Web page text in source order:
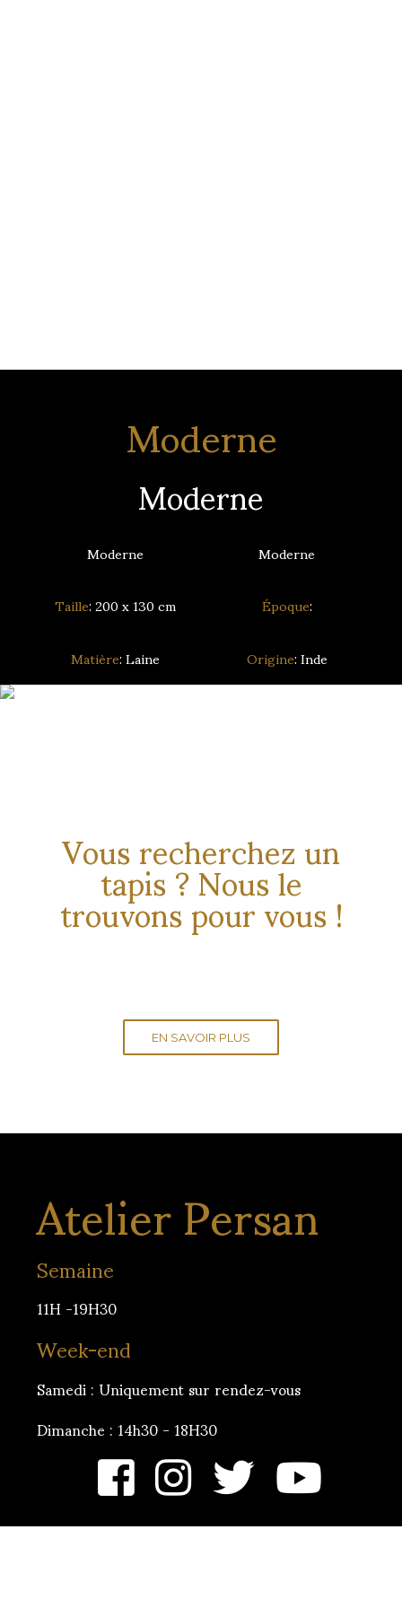
Moderne
Moderne
Moderne
Moderne
Taille: 200 x 130 cm Époque:
Matière: Laine Origine: Inde
Vous recherchez un
tapis ? Nous le
trouvons pour vous !
EN SAVOIR PLUS
Atelier Persan
Semaine
11H -19H30
Week-end
Samedi : Uniquement sur rendez-vous
Dimanche : 14h30 - 18H30